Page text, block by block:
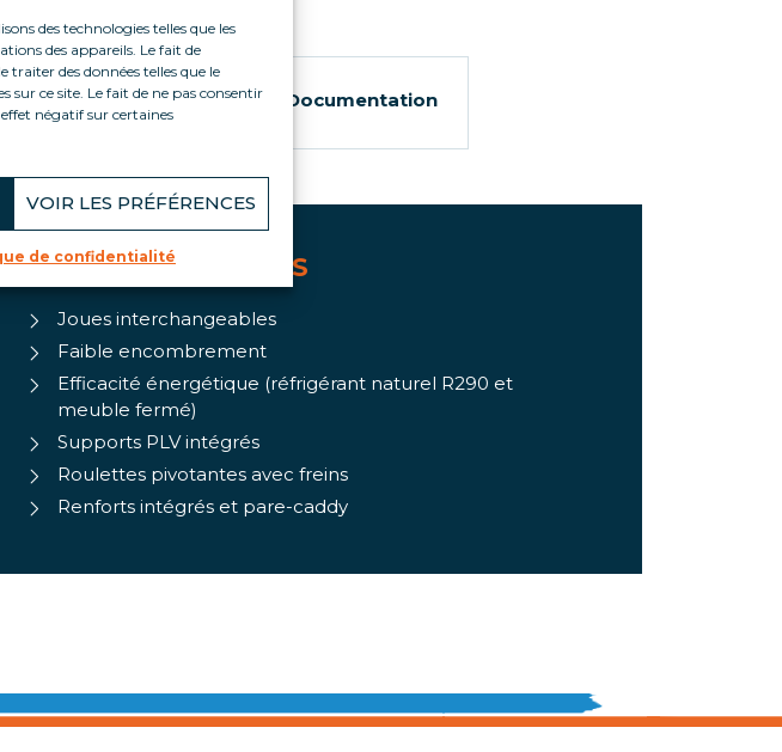
des technologies telles que les
des appareils. Le fait de
des données telles que le
ce site. Le fait de ne pas consentir
négatif sur certaines
VOIR LES PRÉFÉRENCES
de confidentialité
techniques Documentation
LES PLUS PRODUITS
Joues interchangeables
Faible encombrement
Efficacité énergétique (réfrigérant naturel R290 et
meuble fermé)
Supports PLV intégrés
Roulettes pivotantes avec freins
Renforts intégrés et pare-caddy